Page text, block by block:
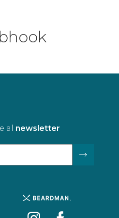
al newsletter